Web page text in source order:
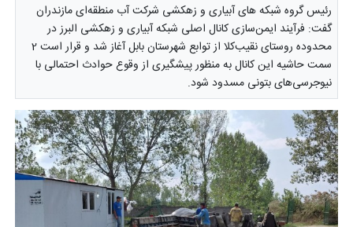
رئیس گروه شبکه های آبیاری و زهکشی شرکت آب منطقه‌ای مازندران
گفت: فرآیند ایمن‌سازی کانال اصلی شبکه آبیاری و زهکشی البرز در
محدوده روستای نقیب‌کلا از توابع شهرستان بابل آغاز شد و قرار است 2
سمت حاشیه این کانال به منظور پیشگیری از وقوع حوادث احتمالی با
نیوجرسی‌های بتونی مسدود شود.